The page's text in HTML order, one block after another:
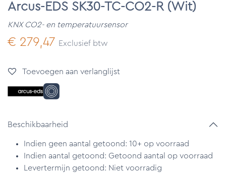
Arcus-EDS SK30-TC-CO2-R (Wit)
KNX CO2- en temperatuursensor
€ 279,47 Exclusief btw
Toevoegen aan verlanglijst
Beschikbaarheid
Indien geen aantal getoond: 10+ op voorraad
Indien aantal getoond: Getoond aantal op voorraad
Levertermijn getoond: Niet voorradig